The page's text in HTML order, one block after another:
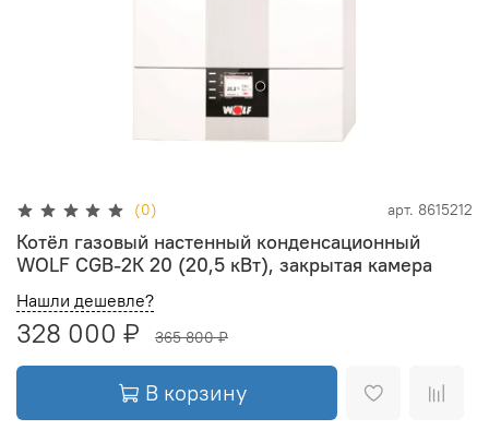
(0) арт. 8615212
Котёл газовый настенный конденсационный
WOLF CGB-2К 20 (20,5 кВт), закрытая камера
Нашли дешевле?
328 000 ₽ 365 800 ₽
В корзину